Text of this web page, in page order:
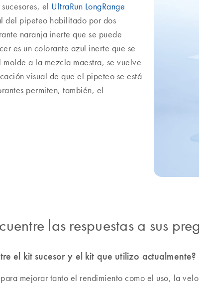
el UltraRun LongRange
del pipeteo habilitado por dos
naranja inerte que se puede
es un colorante azul inerte que se
a la mezcla maestra, se vuelve
visual de que el pipeteo se está
permiten, también, el
las respuestas a sus
el kit sucesor y el kit que utilizo actualmente?
mejorar tanto el rendimiento como el uso, la